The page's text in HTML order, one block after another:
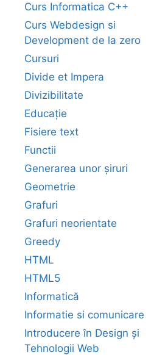
Curs Informatica C++
Curs Webdesign si
Development de la zero
Cursuri
Divide et Impera
Divizibilitate
Educație
Fisiere text
Functii
Generarea unor șiruri
Geometrie
Grafuri
Grafuri neorientate
Greedy
HTML
HTML5
Informatică
Informatie si comunicare
Introducere în Design și
Tehnologii Web